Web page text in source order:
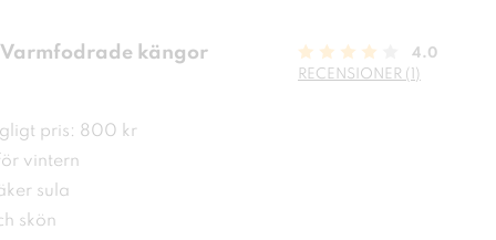
Varmfodrade kängor
4.0
RECENSIONER (1)
pris: 800 kr
vintern
sula
skön